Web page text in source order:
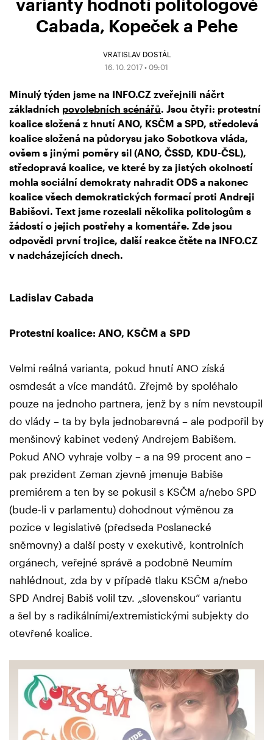
varianty hodnotí politologové
Cabada, Kopeček a Pehe
VRATISLAV DOSTÁL
16. 10. 2017 • 09:01
Minulý týden jsme na INFO.CZ zveřejnili náčrt
základních povolebních scénářů. Jsou čtyři: protestní
koalice složená z hnutí ANO, KSČM a SPD, středolevá
koalice složená na půdorysu jako Sobotkova vláda,
ovšem s jinými poměry sil (ANO, ČSSD, KDU-ČSL),
středopravá koalice, ve které by za jistých okolností
mohla sociální demokraty nahradit ODS a nakonec
koalice všech demokratických formací proti Andreji
Babišovi. Text jsme rozeslali několika politologům s
žádostí o jejich postřehy a komentáře. Zde jsou
odpovědi první trojice, další reakce čtěte na INFO.CZ
v nadcházejících dnech.
Ladislav Cabada
Protestní koalice: ANO, KSČM a SPD
Velmi reálná varianta, pokud hnutí ANO získá
osmdesát a více mandátů. Zřejmě by spoléhalo
pouze na jednoho partnera, jenž by s ním nevstoupil
do vlády – ta by byla jednobarevná – ale podpořil by
menšinový kabinet vedený Andrejem Babišem.
Pokud ANO vyhraje volby – a na 99 procent ano –
pak prezident Zeman zjevně jmenuje Babiše
premiérem a ten by se pokusil s KSČM a/nebo SPD
(bude-li v parlamentu) dohodnout výměnou za
pozice v legislativě (předseda Poslanecké
sněmovny) a další posty v exekutivě, kontrolních
orgánech, veřejné správě a podobně Neumím
nahlédnout, zda by v případě tlaku KSČM a/nebo
SPD Andrej Babiš volil tzv. „slovenskou“ variantu
a šel by s radikálními/extremistickými subjekty do
otevřené koalice.